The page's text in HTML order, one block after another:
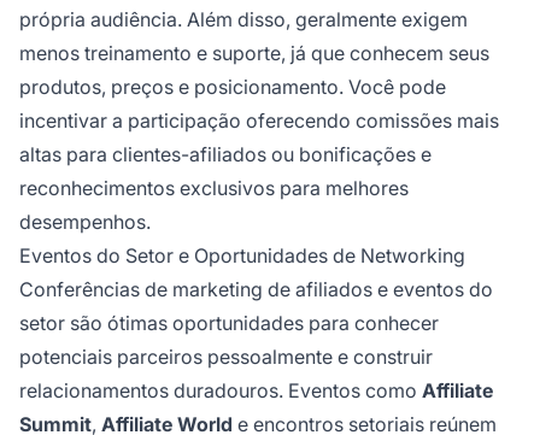
própria audiência. Além disso, geralmente exigem
menos treinamento e suporte, já que conhecem seus
produtos, preços e posicionamento. Você pode
incentivar a participação oferecendo comissões mais
altas para clientes-afiliados ou bonificações e
reconhecimentos exclusivos para melhores
desempenhos.
Eventos do Setor e Oportunidades de Networking
Conferências de marketing de afiliados e eventos do
setor são ótimas oportunidades para conhecer
potenciais parceiros pessoalmente e construir
relacionamentos duradouros. Eventos como Affiliate
Summit, Affiliate World e encontros setoriais reúnem